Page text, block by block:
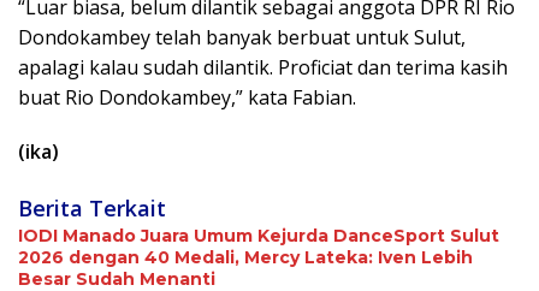
“Luar biasa, belum dilantik sebagai anggota DPR RI Rio
Dondokambey telah banyak berbuat untuk Sulut,
apalagi kalau sudah dilantik. Proficiat dan terima kasih
buat Rio Dondokambey,” kata Fabian.
(ika)
Berita Terkait
IODI Manado Juara Umum Kejurda DanceSport Sulut
2026 dengan 40 Medali, Mercy Lateka: Iven Lebih
Besar Sudah Menanti